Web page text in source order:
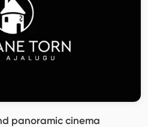
panoramic cinema